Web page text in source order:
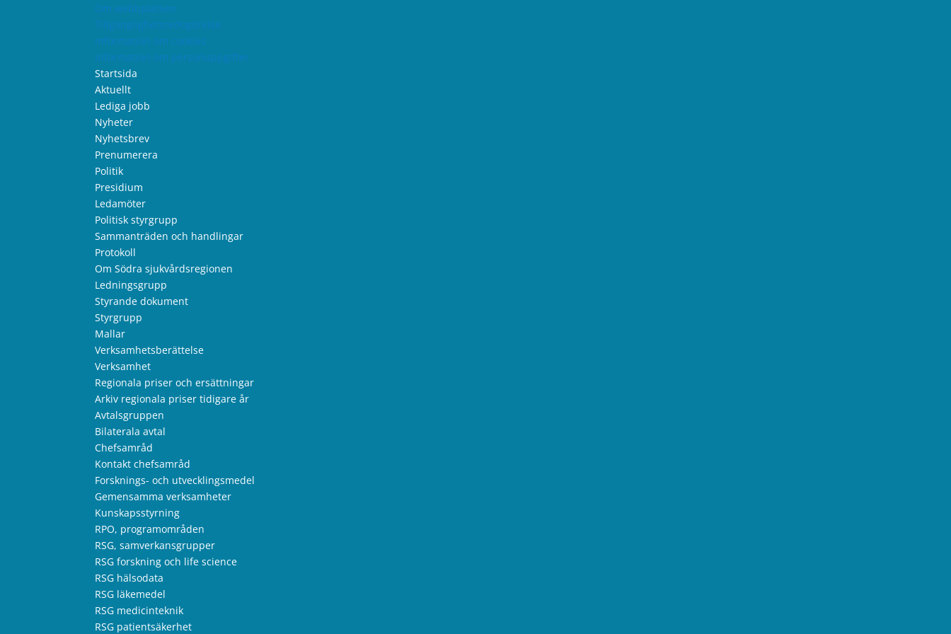
Om webbplatsen
Tillgänglighetsredogörelse
Information om cookies
Information om personuppgifter
Startsida
Aktuellt
Lediga jobb
Nyheter
Nyhetsbrev
Prenumerera
Politik
Presidium
Ledamöter
Politisk styrgrupp
Sammanträden och handlingar
Protokoll
Om Södra sjukvårdsregionen
Ledningsgrupp
Styrande dokument
Styrgrupp
Mallar
Verksamhetsberättelse
Verksamhet
Regionala priser och ersättningar
Arkiv regionala priser tidigare år
Avtalsgruppen
Bilaterala avtal
Chefsamråd
Kontakt chefsamråd
Forsknings- och utvecklingsmedel
Gemensamma verksamheter
Kunskapsstyrning
RPO, programområden
RSG, samverkansgrupper
RSG forskning och life science
RSG hälsodata
RSG läkemedel
RSG medicinteknik
RSG patientsäkerhet